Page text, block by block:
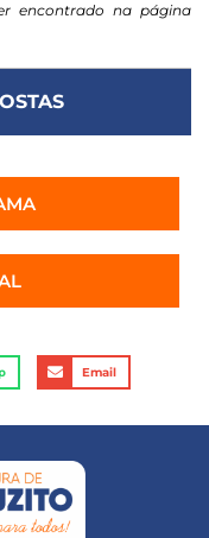
encontrado na página
Email